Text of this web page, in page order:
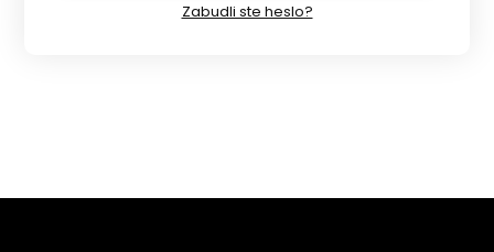
Zabudli ste heslo?